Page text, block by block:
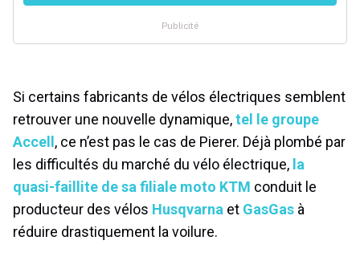
Si certains fabricants de vélos électriques semblent
retrouver une nouvelle dynamique,tel le groupe
Accell, ce n’est pas le cas de Pierer. Déjà plombé par
les difficultés du marché du vélo électrique, la
quasi-faillite de sa filiale moto KTM conduit le
producteur des vélos Husqvarna et GasGas à
réduire drastiquement la voilure.